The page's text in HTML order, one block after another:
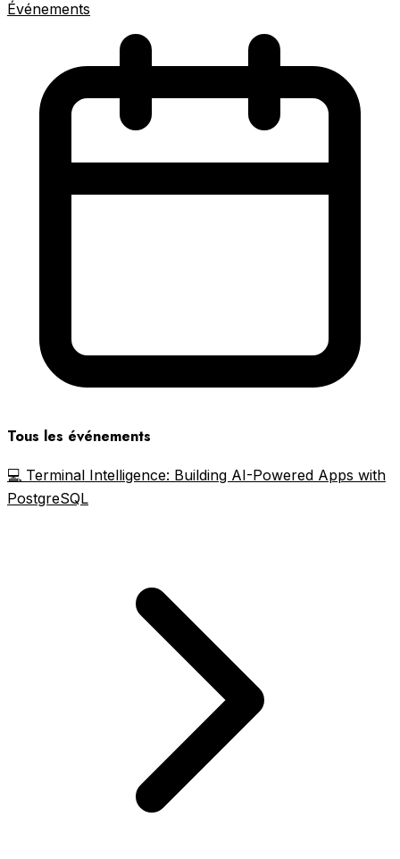
Événements
Tous les événements
💻 Terminal Intelligence: Building AI-Powered Apps with
PostgreSQL